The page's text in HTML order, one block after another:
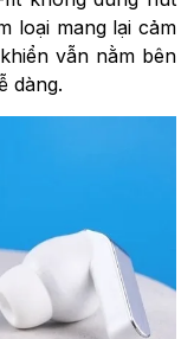
loại mang lại cảm
vẫn nằm bên
dàng.